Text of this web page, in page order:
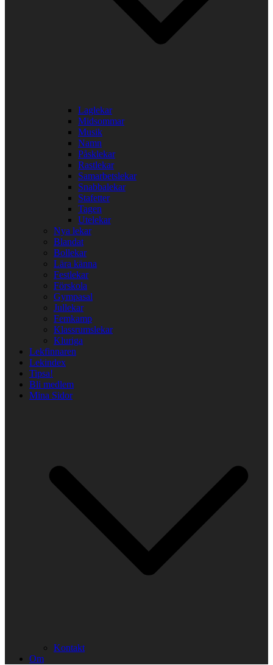
Laglekar
Midsommar
Musik
Namn
Påsklekar
Rastlekar
Samarbetslekar
Snabbalekar
Stafetter
Tagen
Utelekar
Nya lekar
Blandat
Bollekar
Lära känna
Festlekar
Förskola
Gympasal
Jullekar
Femkamp
Klassrumslekar
Kluriga
Lekfinnaren
Lekindex
Tipsa!
Bli medlem
Mina Sidor
Kontakt
Om